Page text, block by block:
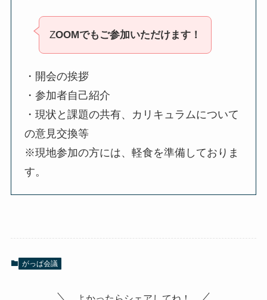
ZOOMでもご参加いただけます！
・開会の挨拶
・参加者自己紹介
・現状と課題の共有、カリキュラムについて
の意見交換等
※現地参加の方には、軽食を準備しておりま
す。
がっぱ会議